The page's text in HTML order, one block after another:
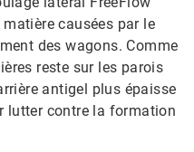
causées par le
des wagons. Comme
reste sur les parois
antigel plus épaisse
lutter contre la formation